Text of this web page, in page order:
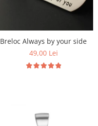
Breloc Always by your side
49,00 Lei